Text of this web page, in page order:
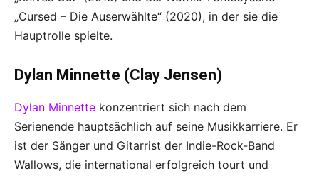
„Cursed – Die Auserwählte“ (2020), in der sie die
Hauptrolle spielte.
Dylan Minnette (Clay Jensen)
Dylan Minnette konzentriert sich nach dem
Serienende hauptsächlich auf seine Musikkarriere. Er
ist der Sänger und Gitarrist der Indie-Rock-Band
Wallows, die international erfolgreich tourt und